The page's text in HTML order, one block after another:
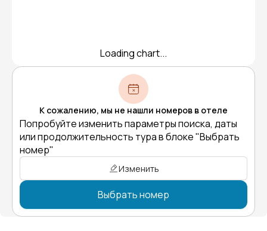
Loading chart...
К сожалению, мы не нашли номеров в отеле
Попробуйте изменить параметры поиска, даты
или продолжительность тура в блоке "Выбрать
номер"
Изменить
Выбрать номер